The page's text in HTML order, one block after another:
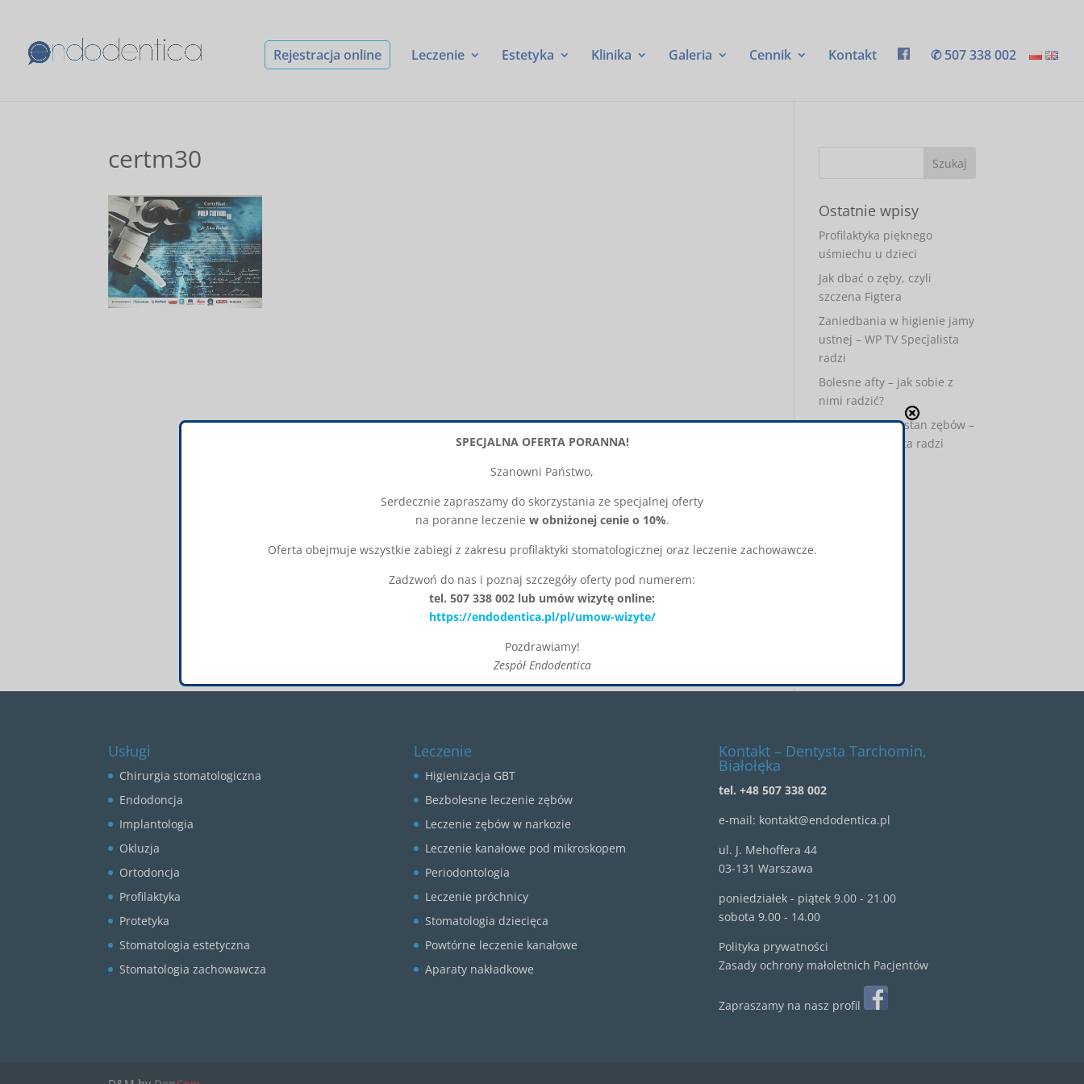
Rejestracja online Leczenie Estetyka Klinika Galeria Cennik Kontakt ✆ 507 338 002
certm30
Ostatnie wpisy
Profilaktyka pięknego
uśmiechu u dzieci
Jak dbać o zęby, czyli
szczena Figtera
Zaniedbania w higienie jamy
ustnej – WP TV Specjalista
radzi
Bolesne afty – jak sobie z
nimi radzić?
Wpływ ciąży na stan zębów –
WP TV Specjalista radzi
Usługi
Chirurgia stomatologiczna
Endodoncja
Implantologia
Okluzja
Ortodoncja
Profilaktyka
Protetyka
Stomatologia estetyczna
Stomatologia zachowawcza
Leczenie
Higienizacja GBT
Bezbolesne leczenie zębów
Leczenie zębów w narkozie
Leczenie kanałowe pod mikroskopem
Periodontologia
Leczenie próchnicy
Stomatologia dziecięca
Powtórne leczenie kanałowe
Aparaty nakładkowe
Kontakt – Dentysta Tarchomin,
Białołęka
tel. +48 507 338 002
e-mail: kontakt@endodentica.pl
ul. J. Mehoffera 44
03-131 Warszawa
poniedziałek - piątek 9.00 - 21.00
sobota 9.00 - 14.00
Polityka prywatności
Zasady ochrony małoletnich Pacjentów
Zapraszamy na nasz profil
Okienko zostanie zamknięte za:26
SPECJALNA OFERTA PORANNA!
Szanowni Państwo,
Serdecznie zapraszamy do skorzystania ze specjalnej oferty
na poranne leczenie w obniżonej cenie o 10%.
Oferta obejmuje wszystkie zabiegi z zakresu profilaktyki stomatologicznej oraz leczenie zachowawcze.
Zadzwoń do nas i poznaj szczegóły oferty pod numerem:
tel. 507 338 002 lub umów wizytę online:
https://endodentica.pl/pl/umow-wizyte/
Pozdrawiamy!
Zespół Endodentica